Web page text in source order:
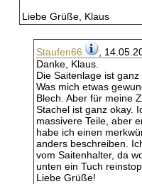
Liebe Grüße, Klaus
Staufen66
,
Danke, Klaus.
Die Saitenlage ist
Was mich etwas
Blech. Aber für meine
Stachel ist ganz okay.
massivere Teile, aber
habe ich einen
anders beschreiben.
vom Saitenhalter, da
unten ein Tuch
Liebe Grüße!